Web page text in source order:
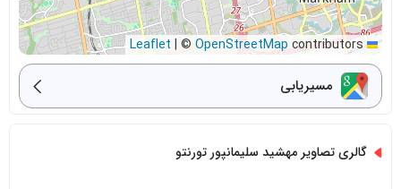
Leaflet
|©OpenStreetMap contributors
مسیریابی
گالری تصاویر مهشید سلیمانپور تورنتو